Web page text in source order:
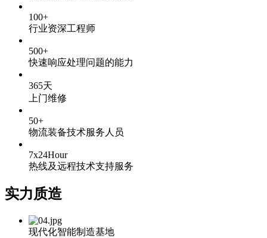
100+
行业资深工程师
500+
快速响应处理问题的能力
365天
上门维修
50+
物流装备技术服务人员
7x24Hour
热线及远程技术支持服务
实力质造
现代化智能制造基地